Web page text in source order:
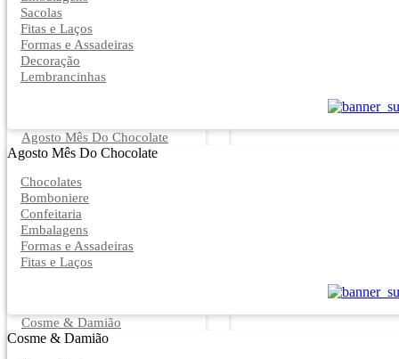
Sacolas
Fitas e Laços
Formas e Assadeiras
Decoração
Lembrancinhas
Agosto Mês Do Chocolate
Agosto Mês Do Chocolate
Chocolates
Bomboniere
Confeitaria
Embalagens
Formas e Assadeiras
Fitas e Laços
Cosme & Damião
Cosme & Damião